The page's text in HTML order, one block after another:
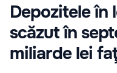
Depozitele în
scăzut în
miliarde lei